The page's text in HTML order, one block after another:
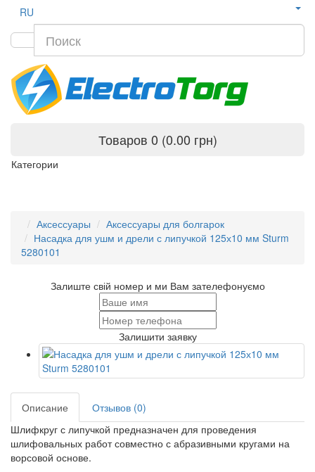
RU
Товаров 0 (0.00 грн)
Категории
Аксессуары
Аксессуары для болгарок
Насадка для ушм и дрели с липучкой 125х10 мм Sturm
5280101
Залиште свій номер и ми Вам зателефонуємо
Залишити заявку
Описание
Отзывов (0)
Шлифкруг с липучкой предназначен для проведения
шлифовальных работ совместно с абразивными кругами на
ворсовой основе.